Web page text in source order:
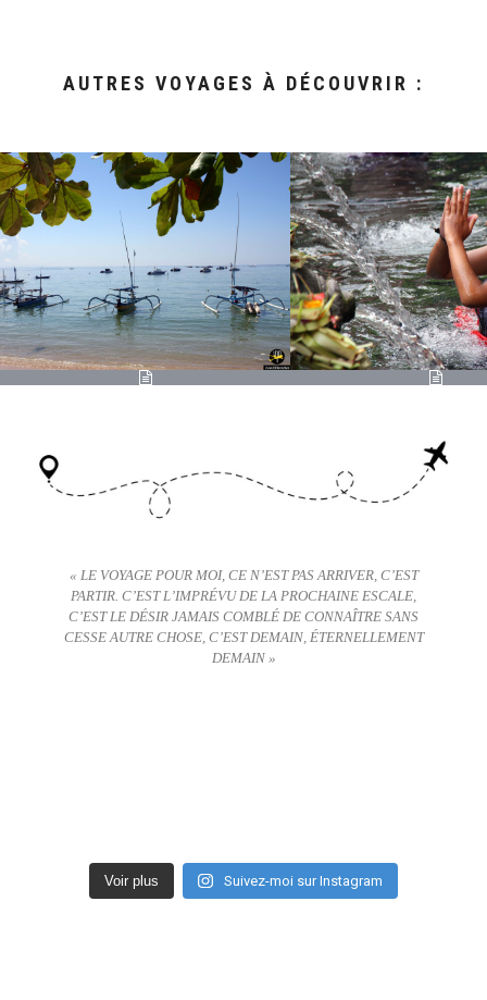
AUTRES VOYAGES À DÉCOUVRIR :
« LE VOYAGE POUR MOI, CE N’EST PAS ARRIVER, C’EST
PARTIR. C’EST L’IMPRÉVU DE LA PROCHAINE ESCALE,
C’EST LE DÉSIR JAMAIS COMBLÉ DE CONNAÎTRE SANS
CESSE AUTRE CHOSE, C’EST DEMAIN, ÉTERNELLEMENT
DEMAIN »
Voir plus Suivez-moi sur Instagram